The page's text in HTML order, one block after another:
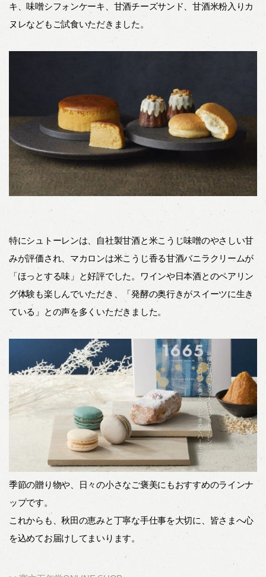
キ、味噌シフォンケーキ、甘酒チーズサンド、甘酒米粉入りカ
ヌレなどもご試食いただきました。
特にシュトーレンは、自社製甘酒と米こうじ味噌のやさしい甘
みが評価され、マカロンは米こうじ香る甘酒バニラクリームが
「ほっとする味」と好評でした。ワインや日本酒とのペアリン
グ体験も楽しんでいただき、「発酵の奥行きがスイーツに生き
ている」との声を多くいただきました。
季節の贈り物や、日々の小さなご褒美にもおすすめのラインナ
ップです。
これからも、秋田の恵みと丁寧な手仕事を大切に、皆さまへ心
を込めてお届けしてまいります。